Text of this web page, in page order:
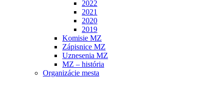
2022
2021
2020
2019
Komisie MZ
Zápisnice MZ
Uznesenia MZ
MZ – história
Organizácie mesta